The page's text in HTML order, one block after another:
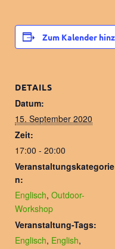
Zum Kalender
DETAILS
Datum:
15. September 2020
Zeit:
17:00 - 20:00
Veranstaltungskategorie
n:
Englisch, Outdoor-
Workshop
Veranstaltung-Tags:
Englisch, English,